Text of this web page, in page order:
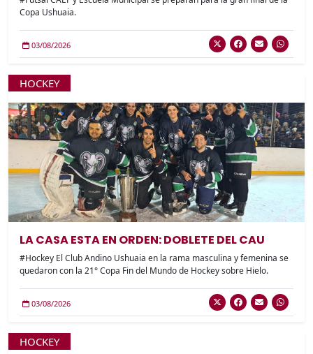
Copa Ushuaia.
03/08/2026
HOCKEY
LA CASA ESTA EN ORDEN: DOBLETE DEL CAU
#Hockey El Club Andino Ushuaia en la rama masculina y femenina se
quedaron con la 21° Copa Fin del Mundo de Hockey sobre Hielo.
03/08/2026
HOCKEY